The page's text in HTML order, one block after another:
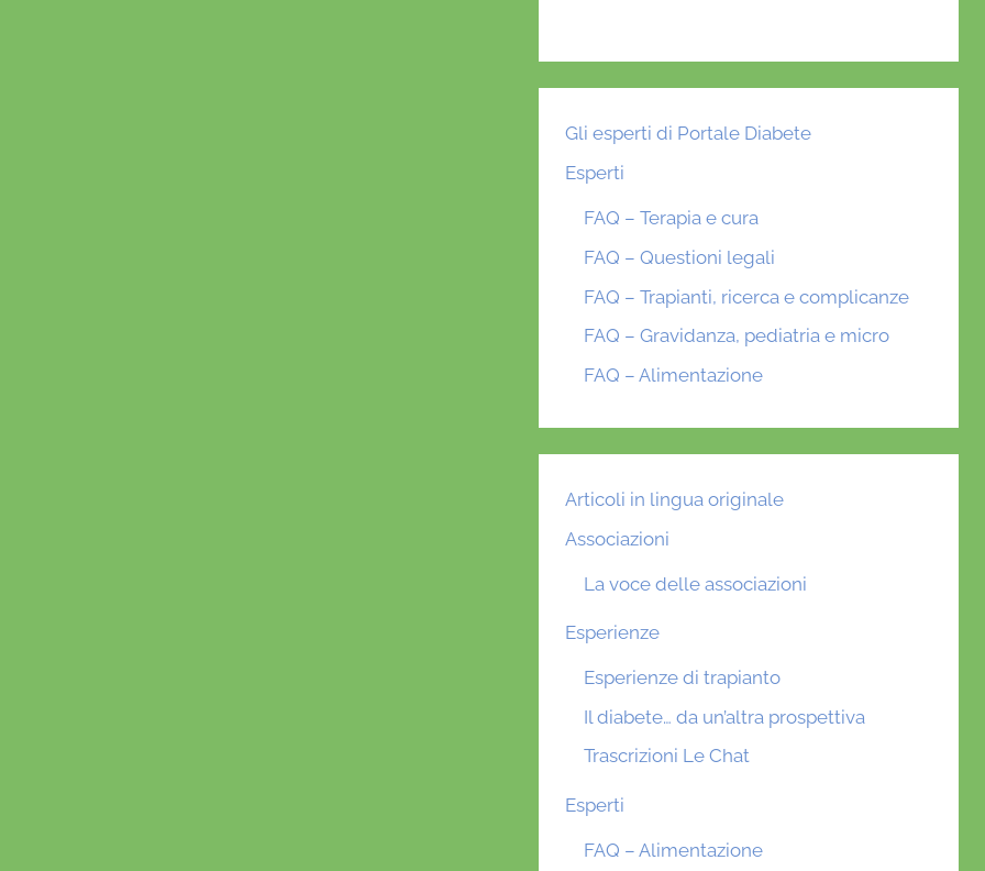
Gli esperti di Portale Diabete
Esperti
FAQ – Terapia e cura
FAQ – Questioni legali
FAQ – Trapianti, ricerca e complicanze
FAQ – Gravidanza, pediatria e micro
FAQ – Alimentazione
Articoli in lingua originale
Associazioni
La voce delle associazioni
Esperienze
Esperienze di trapianto
Il diabete… da un’altra prospettiva
Trascrizioni Le Chat
Esperti
FAQ – Alimentazione